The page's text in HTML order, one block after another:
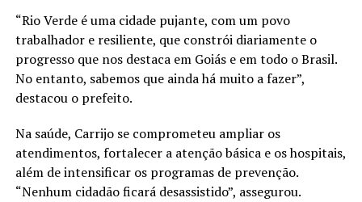
“Rio Verde é uma cidade pujante, com um povo
trabalhador e resiliente, que constrói diariamente o
progresso que nos destaca em Goiás e em todo o Brasil.
No entanto, sabemos que ainda há muito a fazer”,
destacou o prefeito.
Na saúde, Carrijo se comprometeu ampliar os
atendimentos, fortalecer a atenção básica e os hospitais,
além de intensificar os programas de prevenção.
“Nenhum cidadão ficará desassistido”, assegurou.